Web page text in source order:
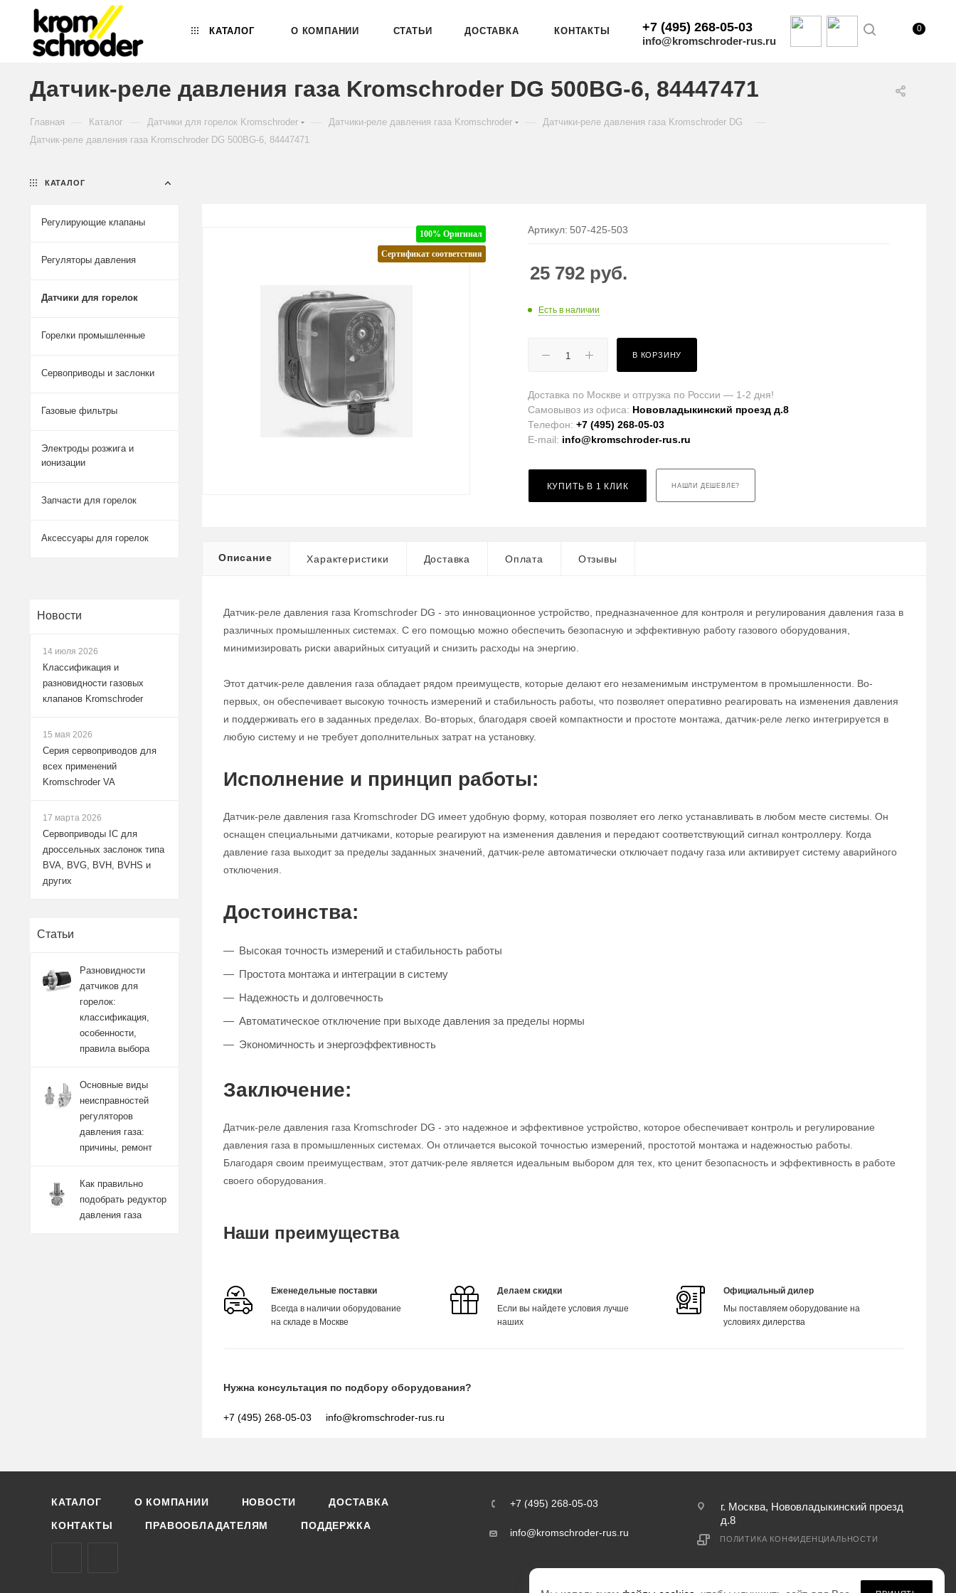
КАТАЛОГ О КОМПАНИИ СТАТЬИ ДОСТАВКА КОНТАКТЫ +7 (495) 268-05-03
info@kromschroder-rus.ru
0
Датчик-реле давления газа Kromschroder DG 500BG-6, 84447471
Главная Каталог Датчики для горелок Kromschroder Датчики-реле давления газа Kromschroder Датчики-реле давления газа Kromschroder DG
Датчик-реле давления газа Kromschroder DG 500BG-6, 84447471
100% Оригинал
Сертификат соответствия
Артикул: 507-425-503
25 792 руб.
Есть в наличии
В КОРЗИНУ
Доставка по Москве и отгрузка по России — 1-2 дня!
Самовывоз из офиса: Нововладыкинский проезд д.8
Телефон:+7 (495) 268-05-03
E-mail: info@kromschroder-rus.ru
КУПИТЬ В 1 КЛИК НАШЛИ ДЕШЕВЛЕ?
Описание Характеристики Доставка Оплата Отзывы
Датчик-реле давления газа Kromschroder DG - это инновационное устройство, предназначенное для контроля и регулирования давления газа в
различных промышленных системах. С его помощью можно обеспечить безопасную и эффективную работу газового оборудования,
минимизировать риски аварийных ситуаций и снизить расходы на энергию.
Этот датчик-реле давления газа обладает рядом преимуществ, которые делают его незаменимым инструментом в промышленности. Во-
первых, он обеспечивает высокую точность измерений и стабильность работы, что позволяет оперативно реагировать на изменения давления
и поддерживать его в заданных пределах. Во-вторых, благодаря своей компактности и простоте монтажа, датчик-реле легко интегрируется в
любую систему и не требует дополнительных затрат на установку.
Исполнение и принцип работы:
Датчик-реле давления газа Kromschroder DG имеет удобную форму, которая позволяет его легко устанавливать в любом месте системы. Он
оснащен специальными датчиками, которые реагируют на изменения давления и передают соответствующий сигнал контроллеру. Когда
давление газа выходит за пределы заданных значений, датчик-реле автоматически отключает подачу газа или активирует систему аварийного
отключения.
Достоинства:
Высокая точность измерений и стабильность работы
Простота монтажа и интеграции в систему
Надежность и долговечность
Автоматическое отключение при выходе давления за пределы нормы
Экономичность и энергоэффективность
Заключение:
Датчик-реле давления газа Kromschroder DG - это надежное и эффективное устройство, которое обеспечивает контроль и регулирование
давления газа в промышленных системах. Он отличается высокой точностью измерений, простотой монтажа и надежностью работы.
Благодаря своим преимуществам, этот датчик-реле является идеальным выбором для тех, кто ценит безопасность и эффективность в работе
своего оборудования.
Наши преимущества
Еженедельные поставки
Всегда в наличии оборудование
на складе в Москве
Делаем скидки
Если вы найдете условия лучше
наших
Официальный дилер
Мы поставляем оборудование на
условиях дилерства
Нужна консультация по подбору оборудования?
+7 (495) 268-05-03 info@kromschroder-rus.ru
КАТАЛОГ
Регулирующие клапаны
Регуляторы давления
Датчики для горелок
Горелки промышленные
Сервоприводы и заслонки
Газовые фильтры
Электроды розжига и
ионизации
Запчасти для горелок
Аксессуары для горелок
Новости
14 июля 2026
Классификация и
разновидности газовых
клапанов Kromschroder
15 мая 2026
Серия сервоприводов для
всех применений
Kromschroder VA
17 марта 2026
Сервоприводы IC для
дроссельных заслонок типа
BVA, BVG, BVH, BVHS и
других
Статьи
Разновидности
датчиков для
горелок:
классификация,
особенности,
правила выбора
Основные виды
неисправностей
регуляторов
давления газа:
причины, ремонт
Как правильно
подобрать редуктор
давления газа
КАТАЛОГ О КОМПАНИИ НОВОСТИ ДОСТАВКА
КОНТАКТЫ ПРАВООБЛАДАТЕЛЯМ ПОДДЕРЖКА
+7 (495) 268-05-03
info@kromschroder-rus.ru
г. Москва, Нововладыкинский проезд
д.8
ПОЛИТИКА КОНФИДЕНЦИАЛЬНОСТИ